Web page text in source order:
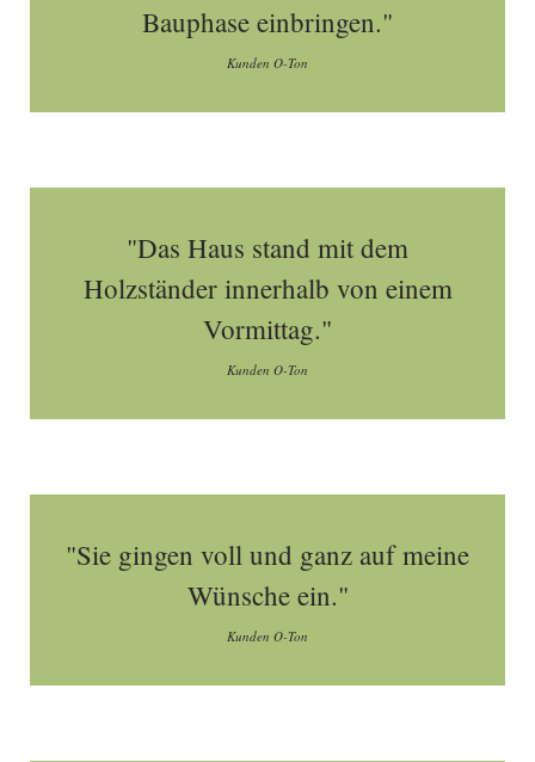
Bauphase einbringen."
Kunden O-Ton
"Das Haus stand mit dem
Holzständer innerhalb von einem
Vormittag."
Kunden O-Ton
"Sie gingen voll und ganz auf meine
Wünsche ein."
Kunden O-Ton